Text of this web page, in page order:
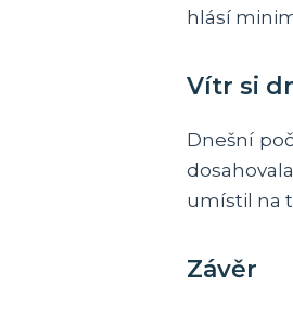
hlásí
Vítr si
Dnešní
umístil na
Závěr